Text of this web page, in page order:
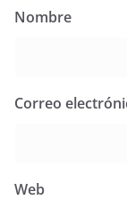
Nombre
Correo
Web